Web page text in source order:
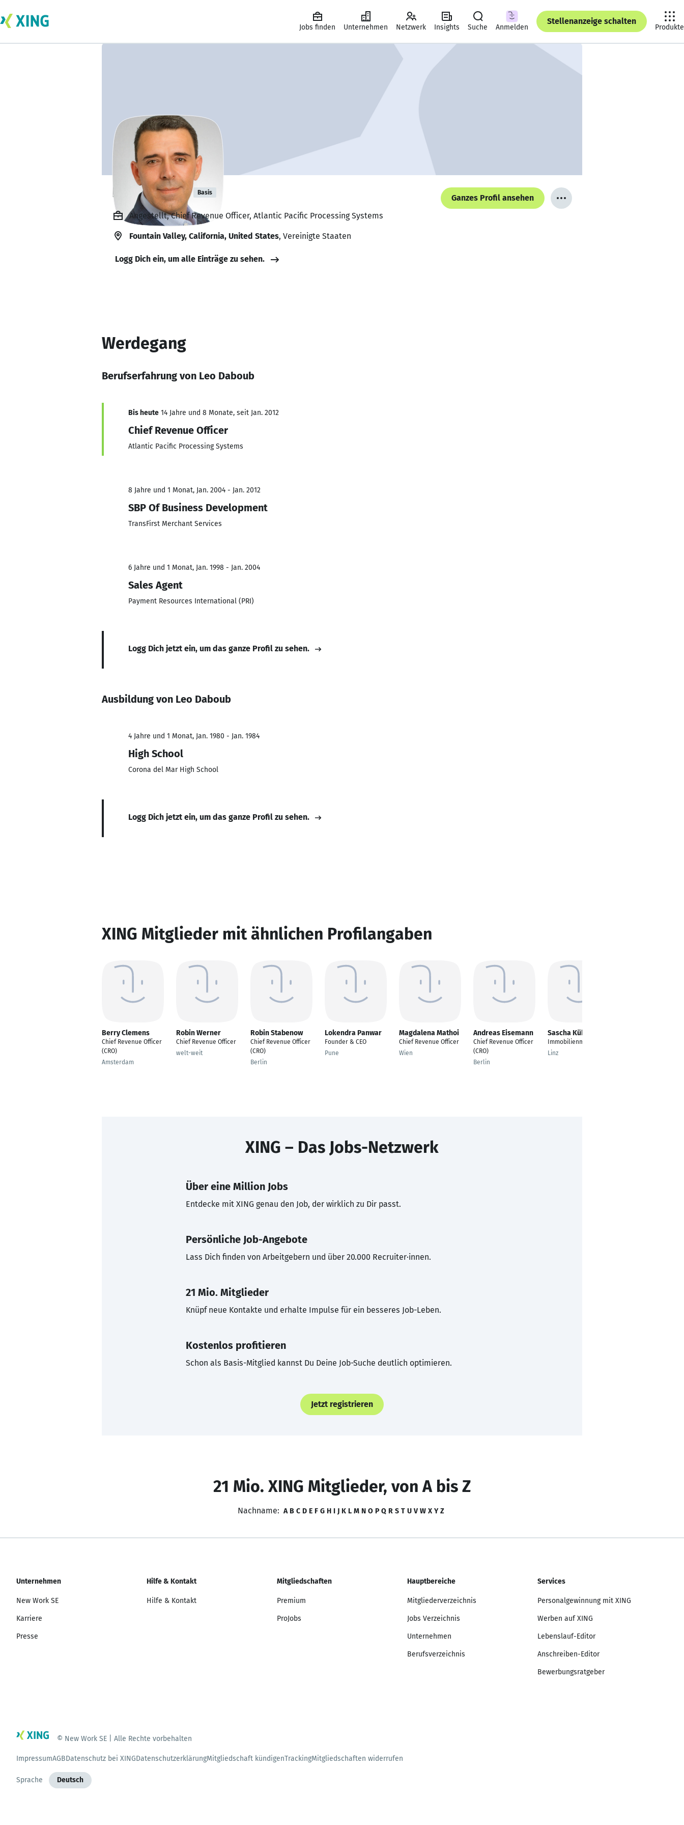
Jobs finden Unternehmen Netzwerk Insights Suche Anmelden
Stellenanzeige schalten
Produkte
Leo Daboub Basis
Ganzes Profil ansehen
Angestellt, Chief Revenue Officer, Atlantic Pacific Processing Systems
Fountain Valley, California, United States, Vereinigte Staaten
Logg Dich ein, um alle Einträge zu sehen.
Werdegang
Berufserfahrung von Leo Daboub
Bis heute 14 Jahre und 8 Monate, seit Jan. 2012
Chief Revenue Officer
Atlantic Pacific Processing Systems
8 Jahre und 1 Monat, Jan. 2004 - Jan. 2012
SBP Of Business Development
TransFirst Merchant Services
6 Jahre und 1 Monat, Jan. 1998 - Jan. 2004
Sales Agent
Payment Resources International (PRI)
Logg Dich jetzt ein, um das ganze Profil zu sehen.
Ausbildung von Leo Daboub
4 Jahre und 1 Monat, Jan. 1980 - Jan. 1984
High School
Corona del Mar High School
Logg Dich jetzt ein, um das ganze Profil zu sehen.
XING Mitglieder mit ähnlichen Profilangaben
Berry Clemens
Chief Revenue Officer
(CRO)
Amsterdam
Robin Werner
Chief Revenue Officer
welt-weit
Robin Stabenow
Chief Revenue Officer
(CRO)
Berlin
Lokendra Panwar
Founder & CEO
Pune
Magdalena Mathoi
Chief Revenue Officer
Wien
Andreas Eisemann
Chief Revenue Officer
(CRO)
Berlin
Sascha Kühne
Immobilienmakler
Linz
XING – Das Jobs-Netzwerk
Über eine Million Jobs
Entdecke mit XING genau den Job, der wirklich zu Dir passt.
Persönliche Job-Angebote
Lass Dich finden von Arbeitgebern und über 20.000 Recruiter·innen.
21 Mio. Mitglieder
Knüpf neue Kontakte und erhalte Impulse für ein besseres Job-Leben.
Kostenlos profitieren
Schon als Basis-Mitglied kannst Du Deine Job-Suche deutlich optimieren.
Jetzt registrieren
21 Mio. XING Mitglieder, von A bis Z
Nachname: A B C D E F G H I J K L M N O P Q R S T U V W X Y Z
Unternehmen
New Work SE
Karriere
Presse
Hilfe & Kontakt
Hilfe & Kontakt
Mitgliedschaften
Premium
ProJobs
Hauptbereiche
Mitgliederverzeichnis
Jobs Verzeichnis
Unternehmen
Berufsverzeichnis
Services
Personalgewinnung mit XING
Werben auf XING
Lebenslauf-Editor
Anschreiben-Editor
Bewerbungsratgeber
© New Work SE | Alle Rechte vorbehalten
ImpressumAGBDatenschutz bei XINGDatenschutzerklärungMitgliedschaft kündigenTrackingMitgliedschaften widerrufen
Sprache Deutsch